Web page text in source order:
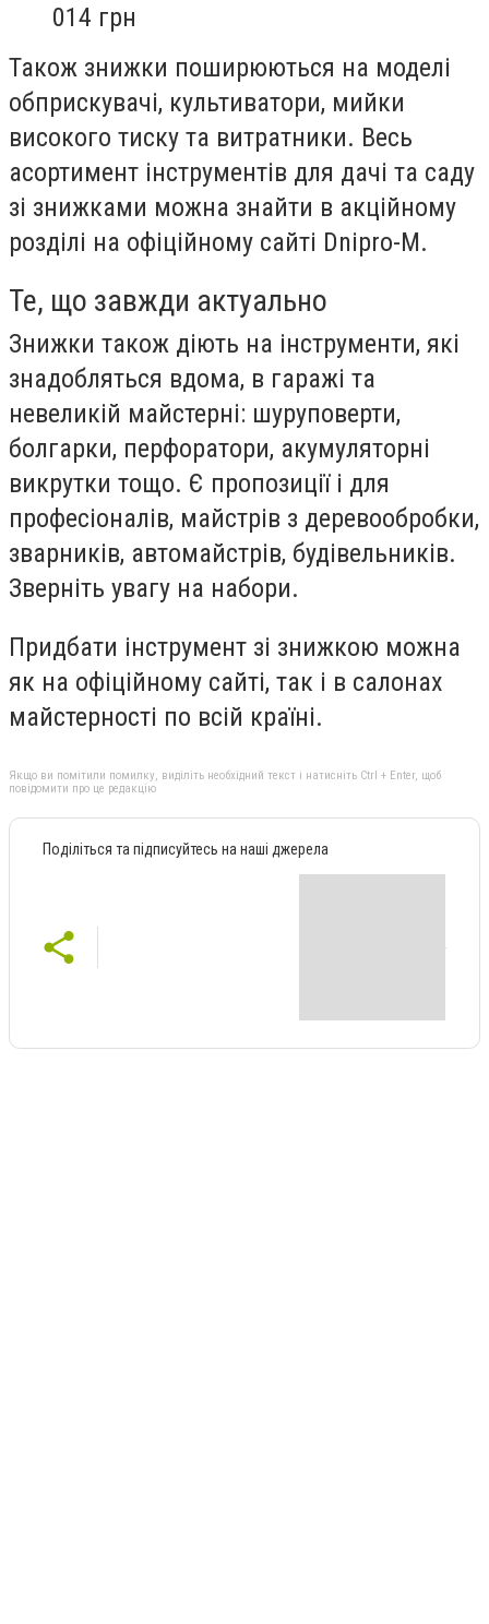
014 грн
Також знижки поширюються на моделі
обприскувачі, культиватори, мийки
високого тиску та витратники. Весь
асортимент інструментів для дачі та саду
зі знижками можна знайти в акційному
розділі на офіційному сайті Dnipro-M.
Те, що завжди актуально
Знижки також діють на інструменти, які
знадобляться вдома, в гаражі та
невеликій майстерні: шуруповерти,
болгарки, перфоратори, акумуляторні
викрутки тощо. Є пропозиції і для
професіоналів, майстрів з деревообробки,
зварників, автомайстрів, будівельників.
Зверніть увагу на набори.
Придбати інструмент зі знижкою можна
як на офіційному сайті, так і в салонах
майстерності по всій країні.
Якщо ви помітили помилку, виділіть необхідний текст і натисніть Ctrl + Enter, щоб
повідомити про це редакцію
Поділіться та підписуйтесь на наші джерела